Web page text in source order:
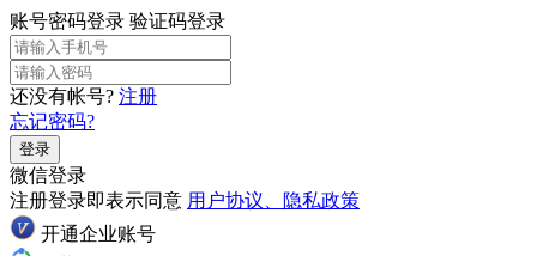
账号密码登录 验证码登录
还没有帐号? 注册
忘记密码?
登录
微信登录
注册登录即表示同意 用户协议、隐私政策
开通企业账号